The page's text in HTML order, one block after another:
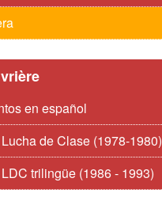
en español
de Clase (1978-1980)
trilingüe (1986 - 1993)